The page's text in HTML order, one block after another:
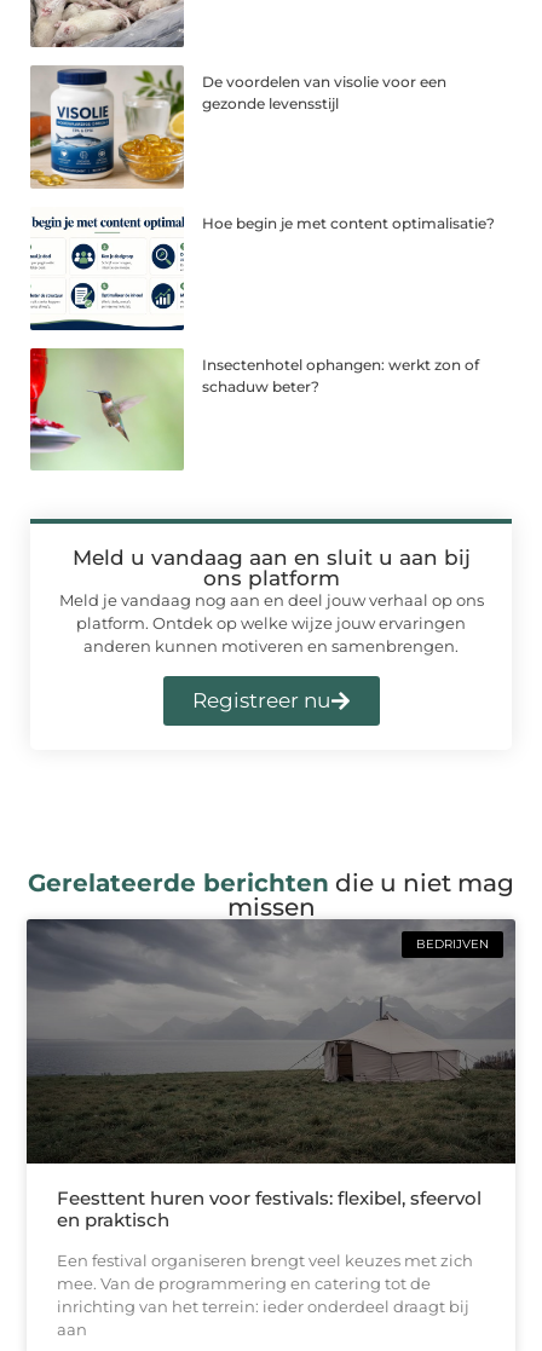
De voordelen van visolie voor een
gezonde levensstijl
Hoe begin je met content optimalisatie?
Insectenhotel ophangen: werkt zon of
schaduw beter?
Meld u vandaag aan en sluit u aan bij
ons platform
Meld je vandaag nog aan en deel jouw verhaal op ons
platform. Ontdek op welke wijze jouw ervaringen
anderen kunnen motiveren en samenbrengen.
Registreer nu
Gerelateerde berichten die u niet mag
missen
BEDRIJVEN
Feesttent huren voor festivals: flexibel, sfeervol
en praktisch
Een festival organiseren brengt veel keuzes met zich
mee. Van de programmering en catering tot de
inrichting van het terrein: ieder onderdeel draagt bij
aan